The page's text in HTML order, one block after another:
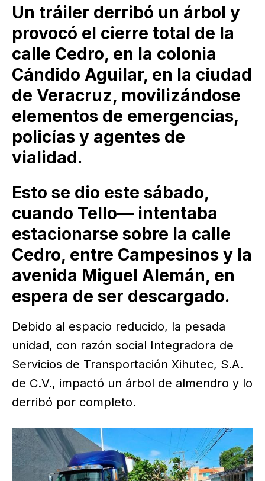
Un tráiler derribó un árbol y
provocó el cierre total de la
calle Cedro, en la colonia
Cándido Aguilar, en la ciudad
de Veracruz, movilizándose
elementos de emergencias,
policías y agentes de
vialidad.
Esto se dio este sábado,
cuando Tello— intentaba
estacionarse sobre la calle
Cedro, entre Campesinos y la
avenida Miguel Alemán, en
espera de ser descargado.
Debido al espacio reducido, la pesada
unidad, con razón social Integradora de
Servicios de Transportación Xihutec, S.A.
de C.V., impactó un árbol de almendro y lo
derribó por completo.